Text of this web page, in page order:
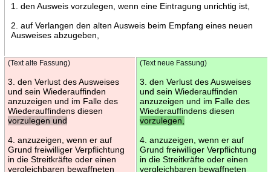
1. den Ausweis vorzulegen, wenn eine Eintragung unrichtig ist,
2. auf Verlangen den alten Ausweis beim Empfang eines neuen
Ausweises abzugeben,
(Text alte Fassung)
3. den Verlust des Ausweises
und sein Wiederauffinden
anzuzeigen und im Falle des
Wiederauffindens diesen
vorzulegen und
4. anzuzeigen, wenn er auf
Grund freiwilliger Verpflichtung
in die Streitkräfte oder einen
vergleichbaren bewaffneten
(Text neue Fassung)
3. den Verlust des Ausweises
und sein Wiederauffinden
anzuzeigen und im Falle des
Wiederauffindens diesen
vorzulegen,
4. anzuzeigen, wenn er auf
Grund freiwilliger Verpflichtung
in die Streitkräfte oder einen
vergleichbaren bewaffneten